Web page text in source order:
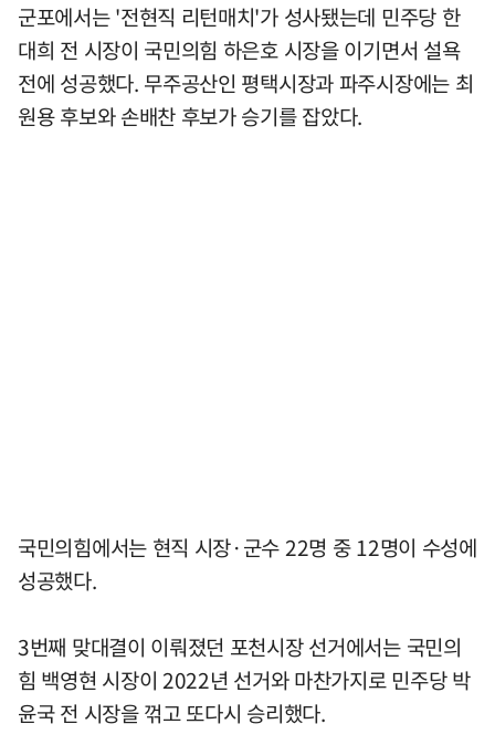
군포에서는 '전현직 리턴매치'가 성사됐는데 민주당 한
대희 전 시장이 국민의힘 하은호 시장을 이기면서 설욕
전에 성공했다. 무주공산인 평택시장과 파주시장에는 최
원용 후보와 손배찬 후보가 승기를 잡았다.
국민의힘에서는 현직 시장·군수 22명 중 12명이 수성에
성공했다.
3번째 맞대결이 이뤄졌던 포천시장 선거에서는 국민의
힘 백영현 시장이 2022년 선거와 마찬가지로 민주당 박
윤국 전 시장을 꺾고 또다시 승리했다.